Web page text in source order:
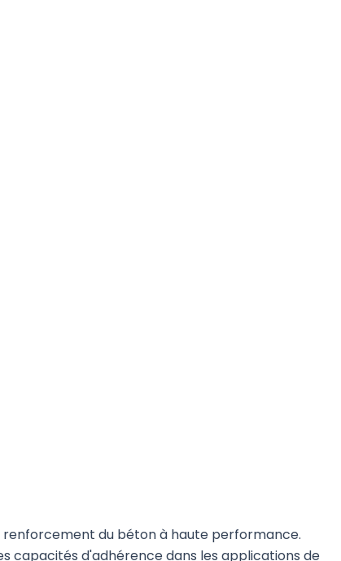
renforcement du béton à haute performance.
capacités d'adhérence dans les applications de